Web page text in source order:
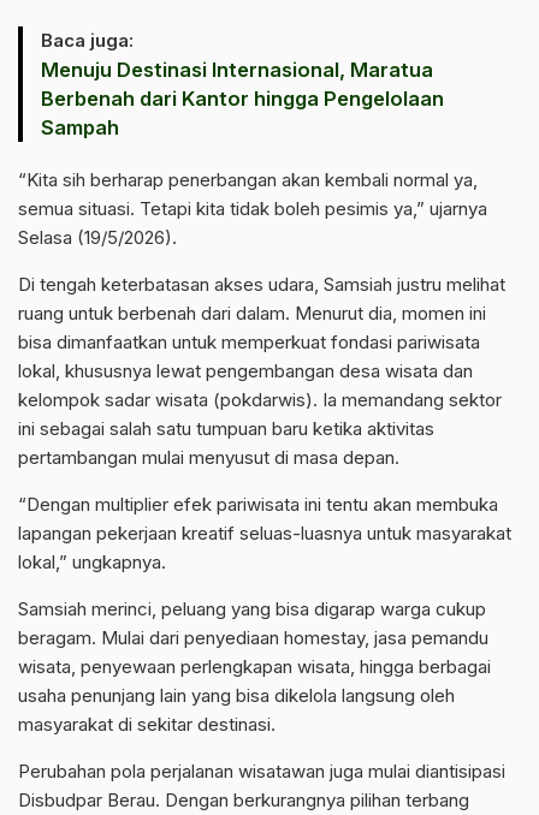
Baca juga:
Menuju Destinasi Internasional, Maratua
Berbenah dari Kantor hingga Pengelolaan
Sampah
“Kita sih berharap penerbangan akan kembali normal ya,
semua situasi. Tetapi kita tidak boleh pesimis ya,” ujarnya
Selasa (19/5/2026).
Di tengah keterbatasan akses udara, Samsiah justru melihat
ruang untuk berbenah dari dalam. Menurut dia, momen ini
bisa dimanfaatkan untuk memperkuat fondasi pariwisata
lokal, khususnya lewat pengembangan desa wisata dan
kelompok sadar wisata (pokdarwis). Ia memandang sektor
ini sebagai salah satu tumpuan baru ketika aktivitas
pertambangan mulai menyusut di masa depan.
“Dengan multiplier efek pariwisata ini tentu akan membuka
lapangan pekerjaan kreatif seluas-luasnya untuk masyarakat
lokal,” ungkapnya.
Samsiah merinci, peluang yang bisa digarap warga cukup
beragam. Mulai dari penyediaan homestay, jasa pemandu
wisata, penyewaan perlengkapan wisata, hingga berbagai
usaha penunjang lain yang bisa dikelola langsung oleh
masyarakat di sekitar destinasi.
Perubahan pola perjalanan wisatawan juga mulai diantisipasi
Disbudpar Berau. Dengan berkurangnya pilihan terbang